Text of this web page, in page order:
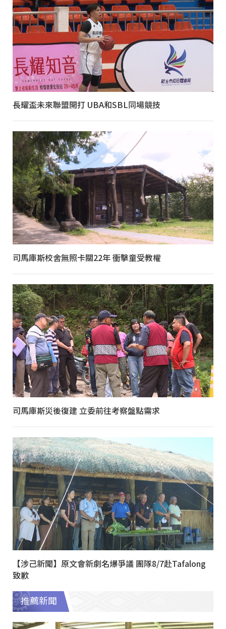
長耀盃未來聯盟開打 UBA和SBL同場競技
司馬庫斯校舍無照卡關22年 衝擊童受教權
司馬庫斯災後復建 立委前往考察盤點需求
【涉己新聞】原文會新劇名爆爭議 團隊8/7赴Tafalong
致歉
推薦新聞